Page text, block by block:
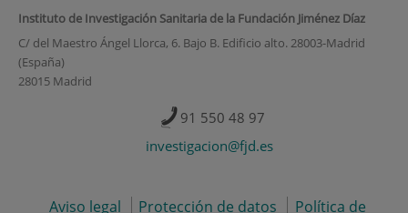
Instituto de Investigación Sanitaria de la Fundación Jiménez Díaz
C/ del Maestro Ángel Llorca, 6. Bajo B. Edificio alto. 28003-Madrid
(España)
28015 Madrid
91 550 48 97
investigacion@fjd.es
Aviso legal Protección de datos Política de